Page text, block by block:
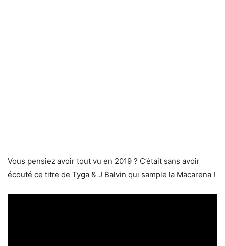
Vous pensiez avoir tout vu en 2019 ? C’était sans avoir
écouté ce titre de Tyga & J Balvin qui sample la Macarena !